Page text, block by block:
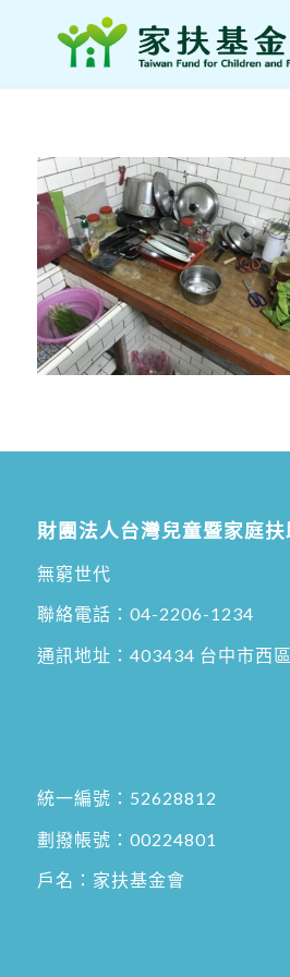
財團法人台灣兒童暨家庭
無窮世代
聯絡電話： 04-2206-1234
通訊地址： 403434 台中市西
統一編號：52628812
劃撥帳號：00224801
戶名：家扶基金會